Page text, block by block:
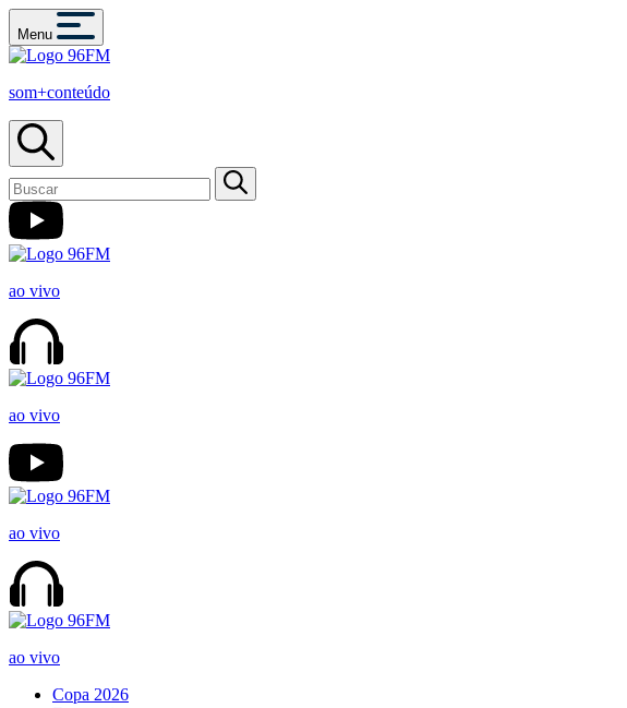
Menu
som+conteúdo
ao vivo
ao vivo
ao vivo
ao vivo
Copa 2026